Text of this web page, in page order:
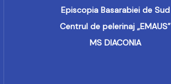
Episcopia Basarabiei de Sud
Centrul de pelerinaj „EMAUS”
MS DIACONIA